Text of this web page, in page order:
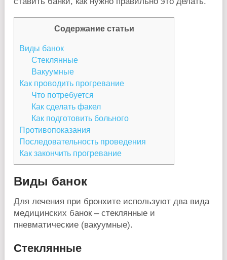
Содержание статьи
Виды банок
Стеклянные
Вакуумные
Как проводить прогревание
Что потребуется
Как сделать факел
Как подготовить больного
Противопоказания
Последовательность проведения
Как закончить прогревание
Виды банок
Для лечения при бронхите используют два вида
медицинских банок – стеклянные и
пневматические (вакуумные).
Стеклянные